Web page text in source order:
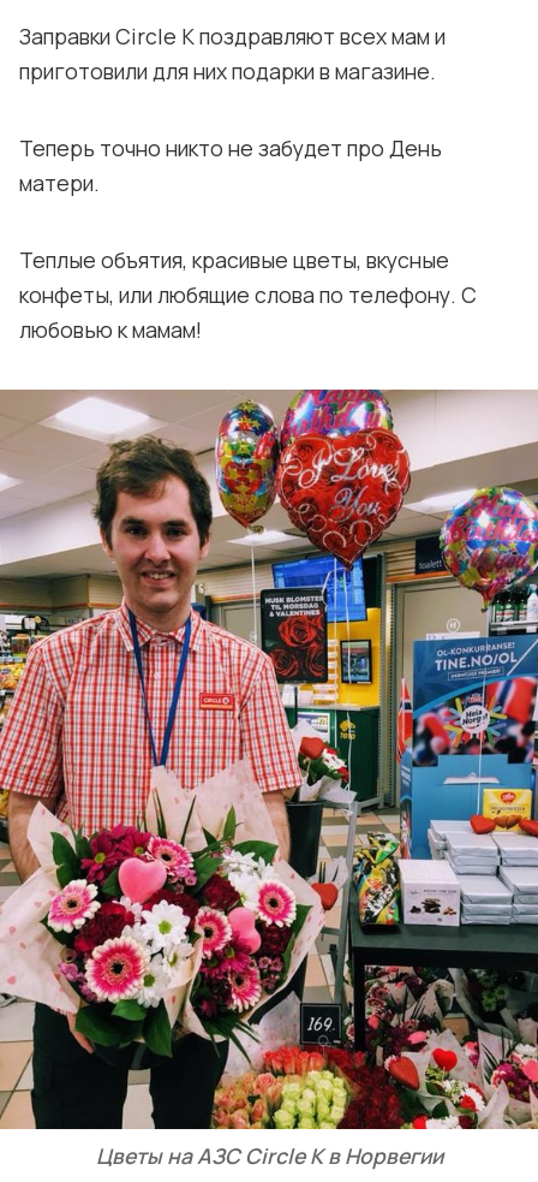
Заправки Circle K поздравляют всех мам и
приготовили для них подарки в магазине.
Теперь точно никто не забудет про День
матери.
Теплые объятия, красивые цветы, вкусные
конфеты, или любящие слова по телефону. С
любовью к мамам!
Цветы на АЗС Circle K в Норвегии